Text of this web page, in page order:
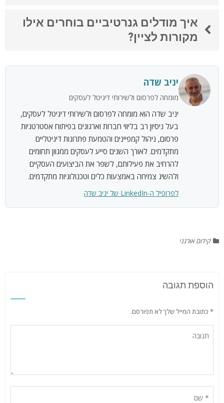
איך מודלים גנרטיביים בוחרים אילו
מקורות לציין?
יניב שדה
מומחה לפרסום ולשירותי דיגיטל לעסקים
יניב שדה הוא מומחה לפרסום ולשירותי דיגיטל לעסקים,
בעל ניסיון רב בליווי חברות וארגונים בפיתוח אסטרטגיות
פרסום, ניהול קמפיינים והטמעת פתרונות דיגיטליים
מתקדמים. לאורך השנים סייע לעסקים ממגוון תחומים
להרחיב את פעילותם, לשפר את הביצועים העסקיים
ולהשיג צמיחה באמצעות כלים וטכנולוגיות מתקדמים.
לפרופיל ה-LinkedIn של יניב שדה
קידום אורגני
הוספת תגובה
* כתובת המייל שלך לא תפורסם.